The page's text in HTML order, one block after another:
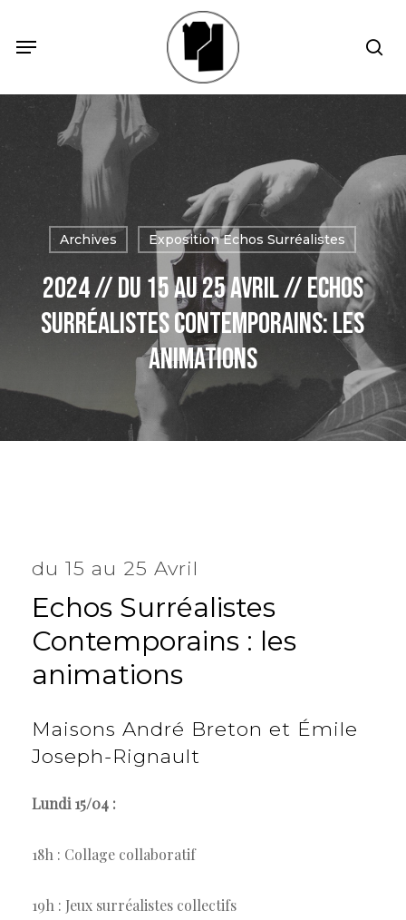
content
Menu
Archives Exposition Echos Surréalistes
2024 // du 15 au 25 Avril // Echos
Surréalistes Contemporains: les
animations
du 15 au 25 Avril
Echos Surréalistes
Contemporains : les
animations
Maisons André Breton et Émile
Joseph-Rignault
Lundi 15/04 :
18h : Collage collaboratif
19h : Jeux surréalistes collectifs
Menu